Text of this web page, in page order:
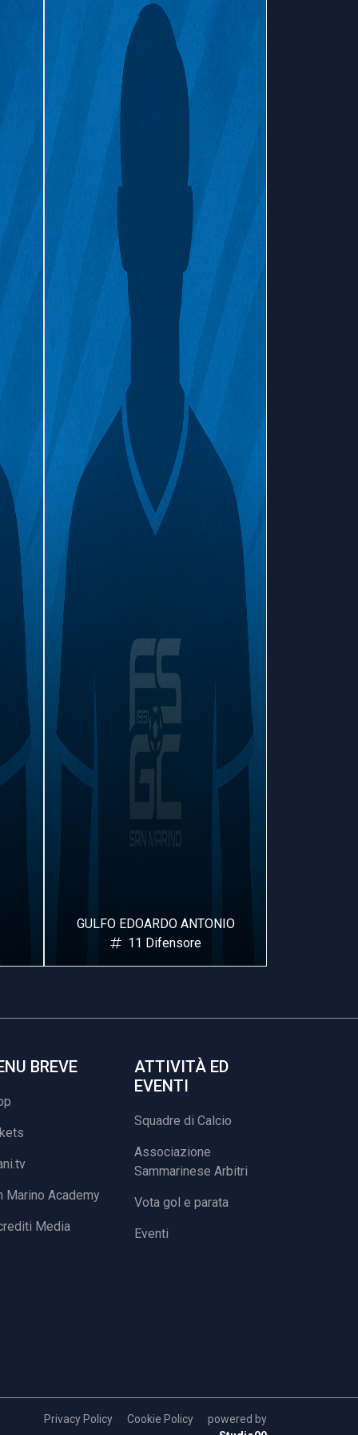
HAMIDOU BOUREIMA HAMZA
19 Difensore
BREVE
Marino Academy
Media
ATTIVITÀ ED
EVENTI
Squadre di Calcio
Associazione
Sammarinese Arbitri
Vota gol e parata
Eventi
Privacy Policy Cookie Policy
powered by